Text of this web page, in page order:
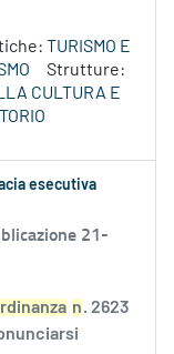
TURISMO E
Strutture:
CULTURA E
esecutiva
21-
n. 2623